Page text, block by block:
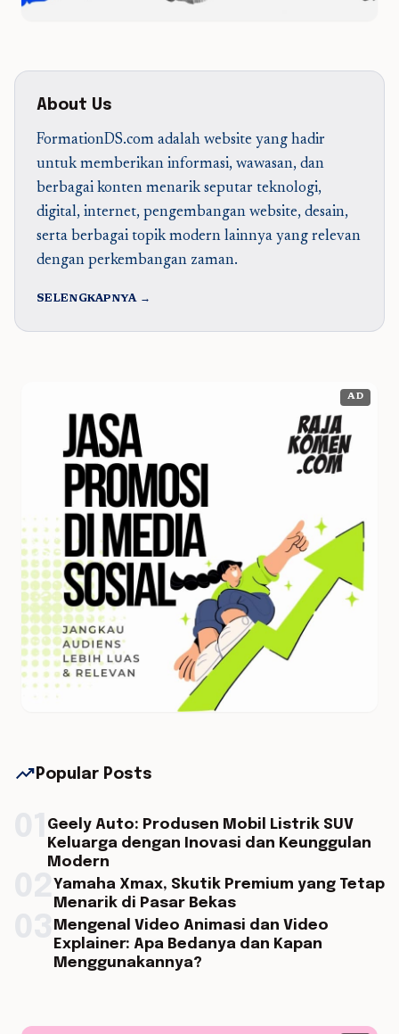
About Us
FormationDS.com adalah website yang hadir
untuk memberikan informasi, wawasan, dan
berbagai konten menarik seputar teknologi,
digital, internet, pengembangan website, desain,
serta berbagai topik modern lainnya yang relevan
dengan perkembangan zaman.
SELENGKAPNYA →
AD
trending_up Popular Posts
Geely Auto: Produsen Mobil Listrik SUV
Keluarga dengan Inovasi dan Keunggulan
Modern
Yamaha Xmax, Skutik Premium yang Tetap
Menarik di Pasar Bekas
Mengenal Video Animasi dan Video
Explainer: Apa Bedanya dan Kapan
Menggunakannya?